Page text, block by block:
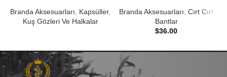
Branda Aksesuarları Kapsüller,
Kuş Gözleri Ve Halkalar
Branda Aksesuarları ,Cırt Cırt
Bantlar
$36.00